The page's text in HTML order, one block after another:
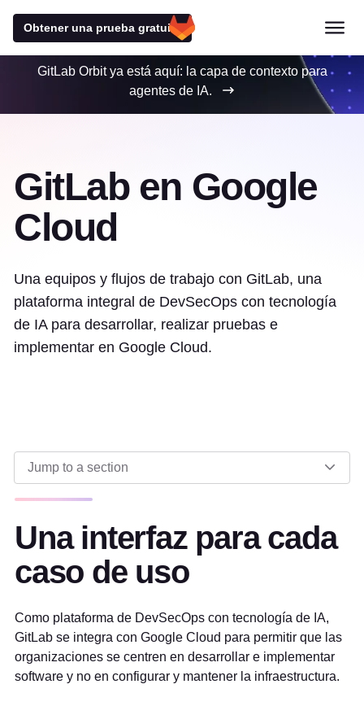
Obtener una prueba gratuita
GitLab Orbit ya está aquí: la capa de contexto para
agentes de IA.
GitLab en Google
Cloud
Una equipos y flujos de trabajo con GitLab, una
plataforma integral de DevSecOps con tecnología
de IA para desarrollar, realizar pruebas e
implementar en Google Cloud.
Jump to a section
Una interfaz para cada
caso de uso
Como plataforma de DevSecOps con tecnología de IA,
GitLab se integra con Google Cloud para permitir que las
organizaciones se centren en desarrollar e implementar
software y no en configurar y mantener la infraestructura.